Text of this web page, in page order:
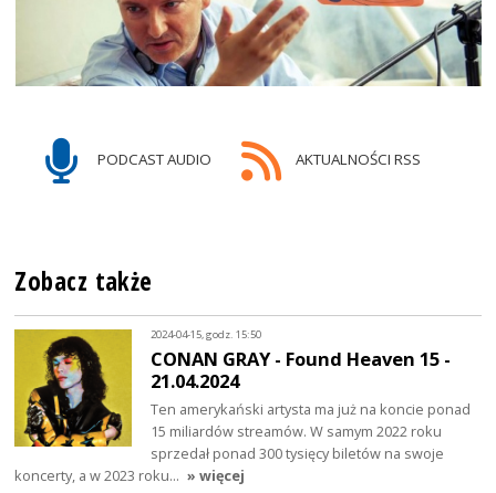
PODCAST AUDIO AKTUALNOŚCI RSS
Zobacz także
2024-04-15, godz. 15:50
CONAN GRAY - Found Heaven 15 -
21.04.2024
Ten amerykański artysta ma już na koncie ponad
15 miliardów streamów. W samym 2022 roku
sprzedał ponad 300 tysięcy biletów na swoje
koncerty, a w 2023 roku… » więcej